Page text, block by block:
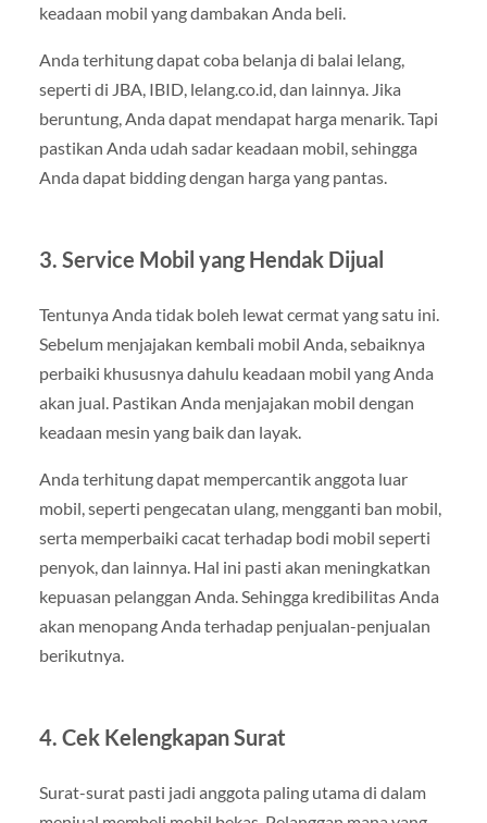
keadaan mobil yang dambakan Anda beli.
Anda terhitung dapat coba belanja di balai lelang,
seperti di JBA, IBID, lelang.co.id, dan lainnya. Jika
beruntung, Anda dapat mendapat harga menarik. Tapi
pastikan Anda udah sadar keadaan mobil, sehingga
Anda dapat bidding dengan harga yang pantas.
3. Service Mobil yang Hendak Dijual
Tentunya Anda tidak boleh lewat cermat yang satu ini.
Sebelum menjajakan kembali mobil Anda, sebaiknya
perbaiki khususnya dahulu keadaan mobil yang Anda
akan jual. Pastikan Anda menjajakan mobil dengan
keadaan mesin yang baik dan layak.
Anda terhitung dapat mempercantik anggota luar
mobil, seperti pengecatan ulang, mengganti ban mobil,
serta memperbaiki cacat terhadap bodi mobil seperti
penyok, dan lainnya. Hal ini pasti akan meningkatkan
kepuasan pelanggan Anda. Sehingga kredibilitas Anda
akan menopang Anda terhadap penjualan-penjualan
berikutnya.
4. Cek Kelengkapan Surat
Surat-surat pasti jadi anggota paling utama di dalam